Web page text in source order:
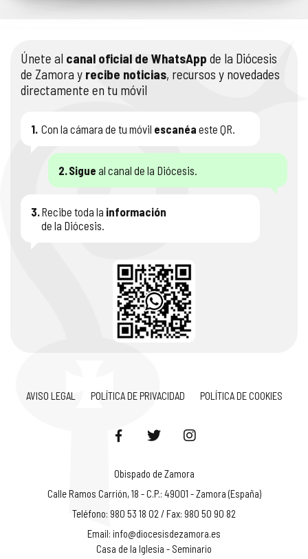
Únete al canal oficial de WhatsApp de la Diócesis
de Zamora y recibe noticias, recursos y novedades
directamente en tu móvil
1. Con la cámara de tu móvil escanéa este QR.
2.Sigue al canal de la Diócesis.
3.Recibe toda la información
de la Diócesis.
AVISO LEGAL POLÍTICA DE PRIVACIDAD POLÍTICA DE COOKIES
Obispado de Zamora
Calle Ramos Carrión, 18 - C.P.: 49001 - Zamora (España)
Teléfono: 980 53 18 02 / Fax: 980 50 90 82
Email: info@diocesisdezamora.es
Casa de la Iglesia - Seminario